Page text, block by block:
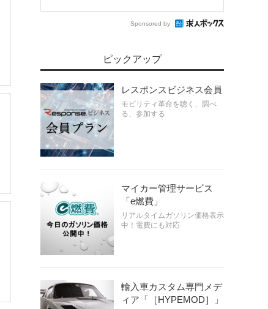
Sponsored by
ピックアップ
レスポンスビジネス会員
モビリティ革命を聴く、調べ
る、参加する
マイカー管理サービス
「e燃費」
リアルタイムガソリン価格表示
中！電費にも対応
輸入車カスタム専門メデ
ィア「［HYPEMOD］」